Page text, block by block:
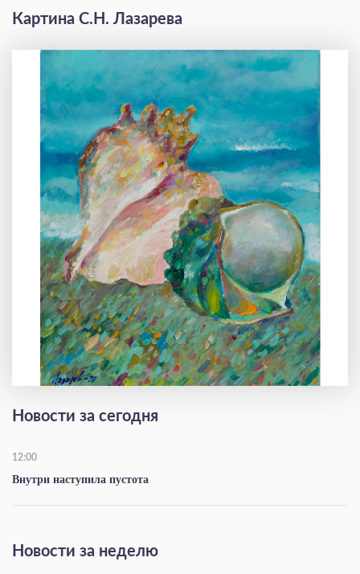
Картина С.Н. Лазарева
Новости за сегодня
12:00
Внутри наступила пустота
Новости за неделю